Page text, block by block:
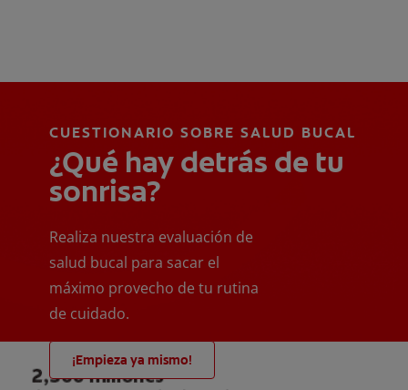
CUESTIONARIO SOBRE SALUD BUCAL
¿Qué hay detrás de tu
sonrisa?
Realiza nuestra evaluación de
salud bucal para sacar el
máximo provecho de tu rutina
de cuidado.
¡Empieza ya mismo!